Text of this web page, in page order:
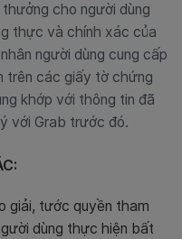
cho người dùng
thực và chính xác của
người dùng cung cấp
trên các giấy tờ chứng
khớp với thông tin đã
với Grab trước đó.
giải, tước quyền tham
dùng thực hiện bất